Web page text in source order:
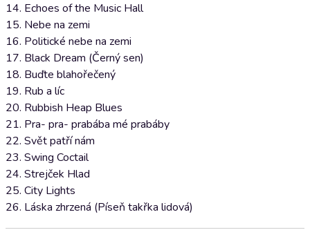
14. Echoes of the Music Hall
15. Nebe na zemi
16. Politické nebe na zemi
17. Black Dream (Černý sen)
18. Buďte blahořečený
19. Rub a líc
20. Rubbish Heap Blues
21. Pra- pra- prabába mé prabáby
22. Svět patří nám
23. Swing Coctail
24. Strejček Hlad
25. City Lights
26. Láska zhrzená (Píseň takřka lidová)